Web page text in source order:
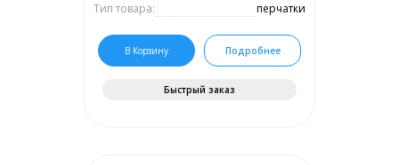
Тип товара: перчатки
В Корзину Подробнее
Быстрый заказ